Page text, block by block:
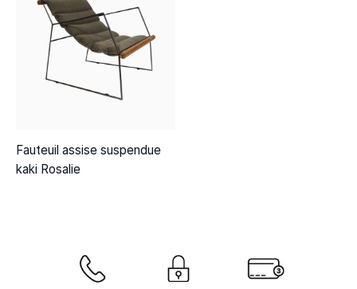
Fauteuil assise suspendue
kaki Rosalie